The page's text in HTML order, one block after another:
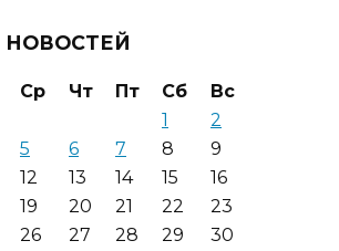
НОВОСТЕЙ
Ср Чт Пт Сб
Вс
1
2
5 6 7 8
9
12 13 14 15
16
19 20 21 22
23
26 27 28 29
30